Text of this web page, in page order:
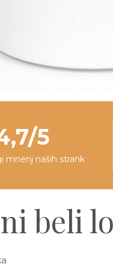
5
mnenj naših strank
beli